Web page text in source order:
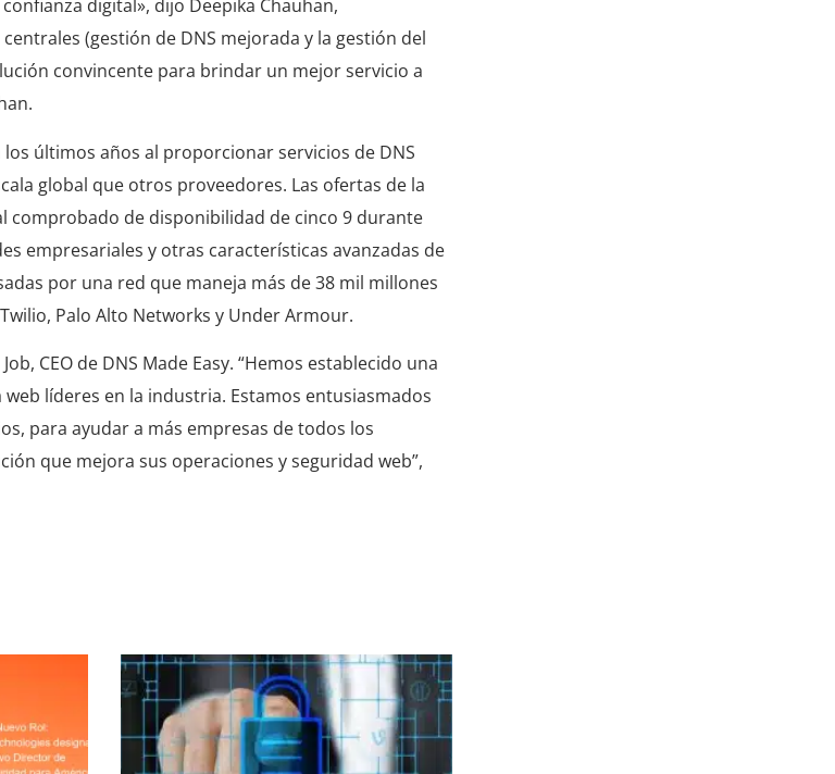
digital», dijo Deepika Chauhan,
(gestión de DNS mejorada y la gestión del
convincente para brindar un mejor servicio a
últimos años al proporcionar servicios de DNS
global que otros proveedores. Las ofertas de la
de disponibilidad de cinco 9 durante
empresariales y otras características avanzadas de
por una red que maneja más de 38 mil millones
Palo Alto Networks y Under Armour.
CEO de DNS Made Easy. “Hemos establecido una
líderes en la industria. Estamos entusiasmados
para ayudar a más empresas de todos los
que mejora sus operaciones y seguridad web”,